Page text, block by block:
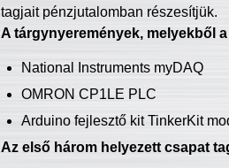
tagjait pénzjutalomban részesítjük.
A tárgynyeremények, melyekből
National Instruments myDAQ
OMRON CP1LE PLC
Arduino fejlesztő kit TinkerKit
Az első három helyezett csapat